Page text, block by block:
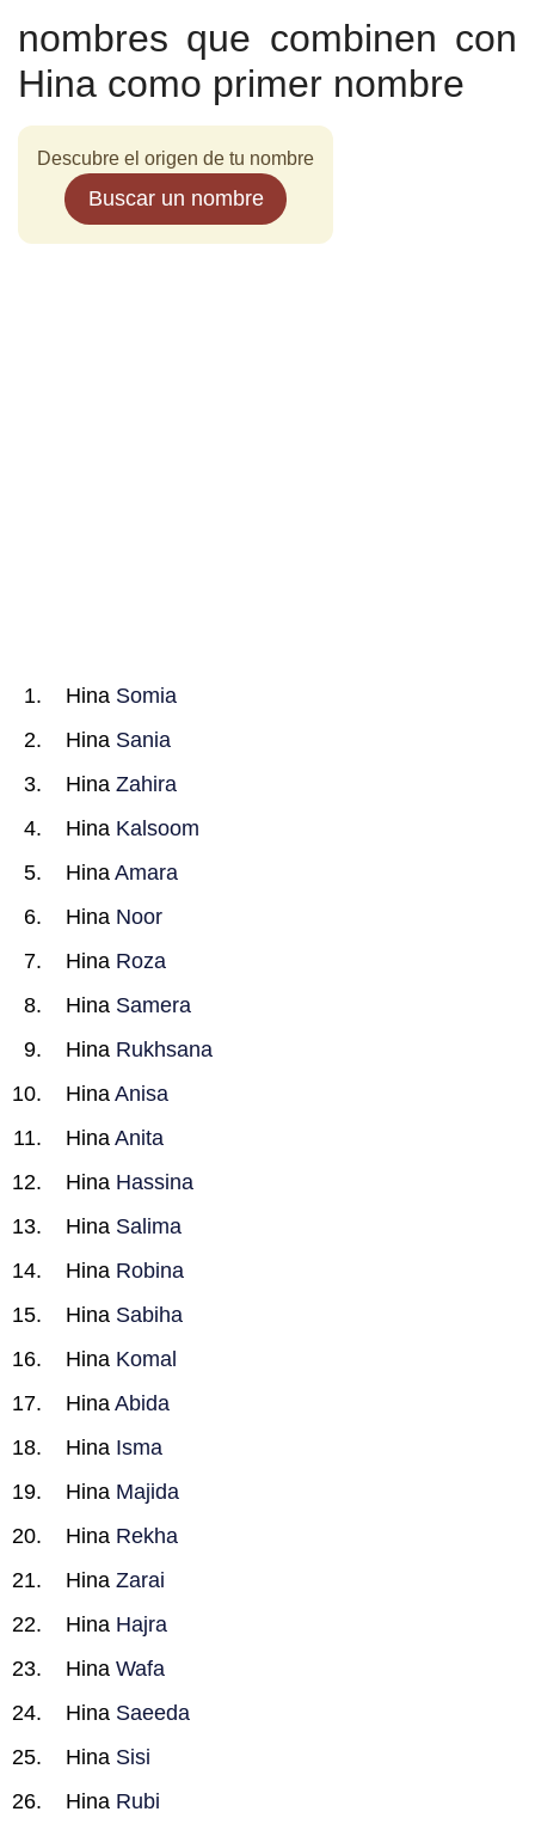
nombres que combinen con
Hina como primer nombre
Descubre el origen de tu nombre
Buscar un nombre
Hina Somia
Hina Sania
Hina Zahira
Hina Kalsoom
Hina Amara
Hina Noor
Hina Roza
Hina Samera
Hina Rukhsana
Hina Anisa
Hina Anita
Hina Hassina
Hina Salima
Hina Robina
Hina Sabiha
Hina Komal
Hina Abida
Hina Isma
Hina Majida
Hina Rekha
Hina Zarai
Hina Hajra
Hina Wafa
Hina Saeeda
Hina Sisi
Hina Rubi